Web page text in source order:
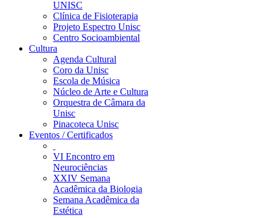
UNISC
Clínica de Fisioterapia
Projeto Espectro Unisc
Centro Socioambiental
Cultura
Agenda Cultural
Coro da Unisc
Escola de Música
Núcleo de Arte e Cultura
Orquestra de Câmara da
Unisc
Pinacoteca Unisc
Eventos / Certificados
VI Encontro em
Neurociências
XXIV Semana
Acadêmica da Biologia
Semana Acadêmica da
Estética